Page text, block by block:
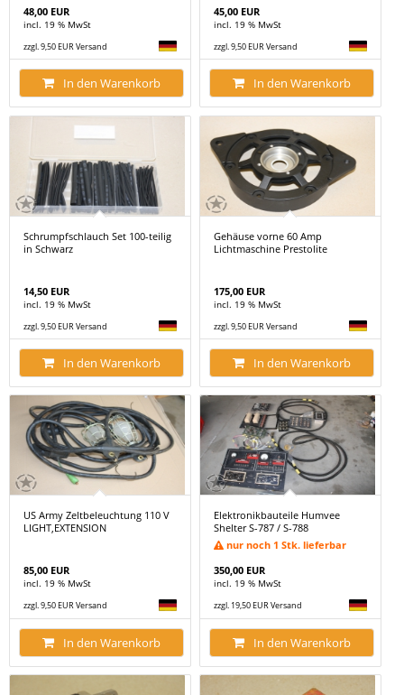
48,00 EUR
incl. 19 % MwSt
zzgl. 9,50 EUR Versand
In den Warenkorb
45,00 EUR
incl. 19 % MwSt
zzgl. 9,50 EUR Versand
In den Warenkorb
Schrumpfschlauch Set 100-teilig
in Schwarz
14,50 EUR
incl. 19 % MwSt
zzgl. 9,50 EUR Versand
In den Warenkorb
Gehäuse vorne 60 Amp
Lichtmaschine Prestolite
175,00 EUR
incl. 19 % MwSt
zzgl. 9,50 EUR Versand
In den Warenkorb
US Army Zeltbeleuchtung 110 V
LIGHT,EXTENSION
85,00 EUR
incl. 19 % MwSt
zzgl. 9,50 EUR Versand
In den Warenkorb
Elektronikbauteile Humvee
Shelter S-787 / S-788
nur noch 1 Stk. lieferbar
350,00 EUR
incl. 19 % MwSt
zzgl. 19,50 EUR Versand
In den Warenkorb